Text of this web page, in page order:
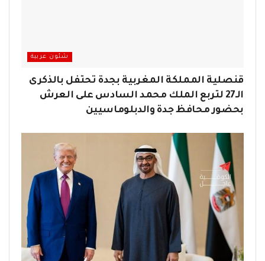
شئون عربية
قنصلية المملكة المغربية بجدة تحتفل بالذكرى
الـ27 لتربع الملك محمد السادس على العرش
بحضور محافظ جدة والدبلوماسيين